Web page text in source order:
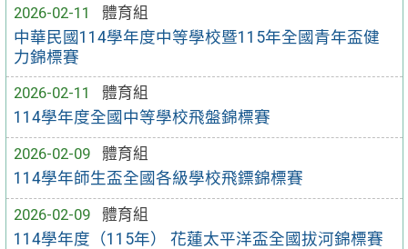
2026-02-11
體育組
中華民國114學年度中等學校暨115年全國青年盃健
力錦標賽
2026-02-11
體育組
114學年度全國中等學校飛盤錦標賽
2026-02-09
體育組
114學年師生盃全國各級學校飛鏢錦標賽
2026-02-09
體育組
114學年度（115年） 花蓮太平洋盃全國拔河錦標賽